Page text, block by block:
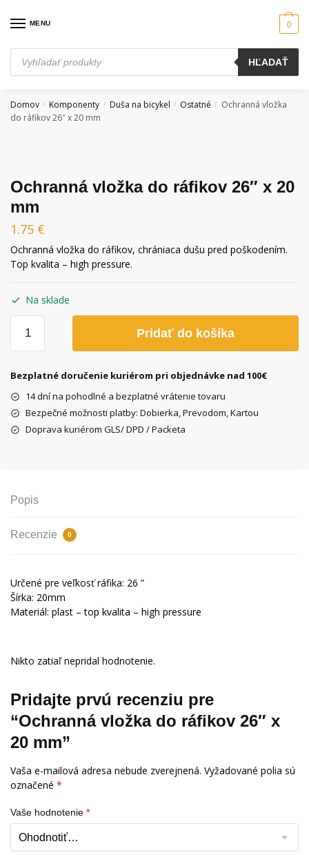
MENU
Products
search
HĽADAŤ
0
Domov / Komponenty / Duša na bicykel / Ostatné /
Ochranná vložka
do ráfikov 26″ x 20 mm
Ochranná vložka do ráfikov 26″ x 20
mm
1.75 €
Ochranná vložka do ráfikov, chrániaca dušu pred poškodením.
Top kvalita – high pressure.
Na sklade
Ochranná
do
Pridať do košíka
Bezplatné doručenie kuriérom pri objednávke nad 100€
14 dní na pohodlné a bezplatné vrátenie tovaru
Bezpečné možnosti platby: Dobierka, Prevodom, Kartou
Doprava kuriérom GLS/ DPD / Packeta
Popis
Recenzie 0
Určené pre veľkosť ráfika: 26 ”
Šírka: 20mm
Materiál: plast – top kvalita – high pressure
Nikto zatiaľ nepridal hodnotenie.
Pridajte prvú recenziu pre
“Ochranná vložka do ráfikov 26″ x
20 mm”
Vaša e-mailová adresa nebude zverejnená. Vyžadované polia sú
označené *
Vaše hodnotenie *